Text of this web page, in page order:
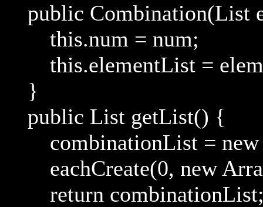
public Combination(List
this.num = num;
this.elementList =
}
public List getList() {
combinationList = new
eachCreate(0, new
return